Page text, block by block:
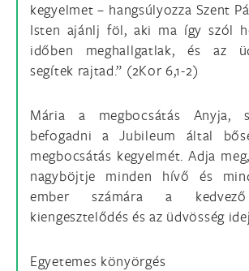
kegyelmet – hangsúlyozza Szent
Isten ajánlj föl, aki ma így szól
időben meghallgatlak, és az
segítek rajtad.” (2Kor 6,1-2)
Mária a megbocsátás Anyja,
befogadni a Jubileum által
megbocsátás kegyelmét. Adja
nagyböjtje minden hívő és
ember számára a
kiengesztelődés és az üdvösség
Egyetemes könyörgés